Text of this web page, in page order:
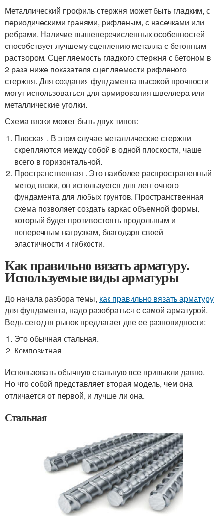
Металлический профиль стержня может быть гладким, с
периодическими гранями, рифленым, с насечками или
ребрами. Наличие вышеперечисленных особенностей
способствует лучшему сцеплению металла с бетонным
раствором. Сцепляемость гладкого стержня с бетоном в
2 раза ниже показателя сцепляемости рифленого
стержня. Для создания фундамента высокой прочности
могут использоваться для армирования швеллера или
металлические уголки.
Схема вязки может быть двух типов:
Плоская . В этом случае металлические стержни
скрепляются между собой в одной плоскости, чаще
всего в горизонтальной.
Пространственная . Это наиболее распространенный
метод вязки, он используется для ленточного
фундамента для любых грунтов. Пространственная
схема позволяет создать каркас объемной формы,
который будет противостоять продольным и
поперечным нагрузкам, благодаря своей
эластичности и гибкости.
Как правильно вязать арматуру.
Используемые виды арматуры
До начала разбора темы, как правильно вязать арматуру
для фундамента, надо разобраться с самой арматурой.
Ведь сегодня рынок предлагает две ее разновидности:
Это обычная стальная.
Композитная.
Использовать обычную стальную все привыкли давно.
Но что собой представляет вторая модель, чем она
отличается от первой, и лучше ли она.
Стальная